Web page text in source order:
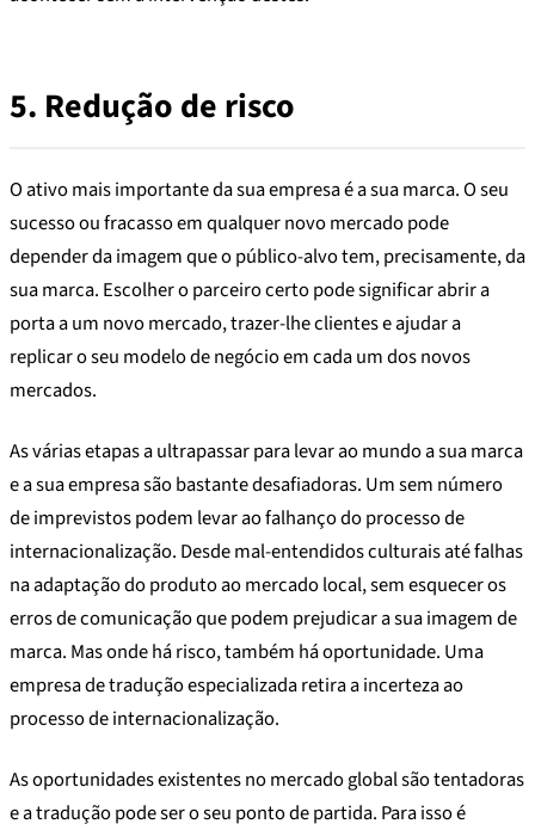
5. Redução de risco
O ativo mais importante da sua empresa é a sua marca. O seu
sucesso ou fracasso em qualquer novo mercado pode
depender da imagem que o público-alvo tem, precisamente, da
sua marca. Escolher o parceiro certo pode significar abrir a
porta a um novo mercado, trazer-lhe clientes e ajudar a
replicar o seu modelo de negócio em cada um dos novos
mercados.
As várias etapas a ultrapassar para levar ao mundo a sua marca
e a sua empresa são bastante desafiadoras. Um sem número
de imprevistos podem levar ao falhanço do processo de
internacionalização. Desde mal-entendidos culturais até falhas
na adaptação do produto ao mercado local, sem esquecer os
erros de comunicação que podem prejudicar a sua imagem de
marca. Mas onde há risco, também há oportunidade. Uma
empresa de tradução especializada retira a incerteza ao
processo de internacionalização.
As oportunidades existentes no mercado global são tentadoras
e a tradução pode ser o seu ponto de partida. Para isso é